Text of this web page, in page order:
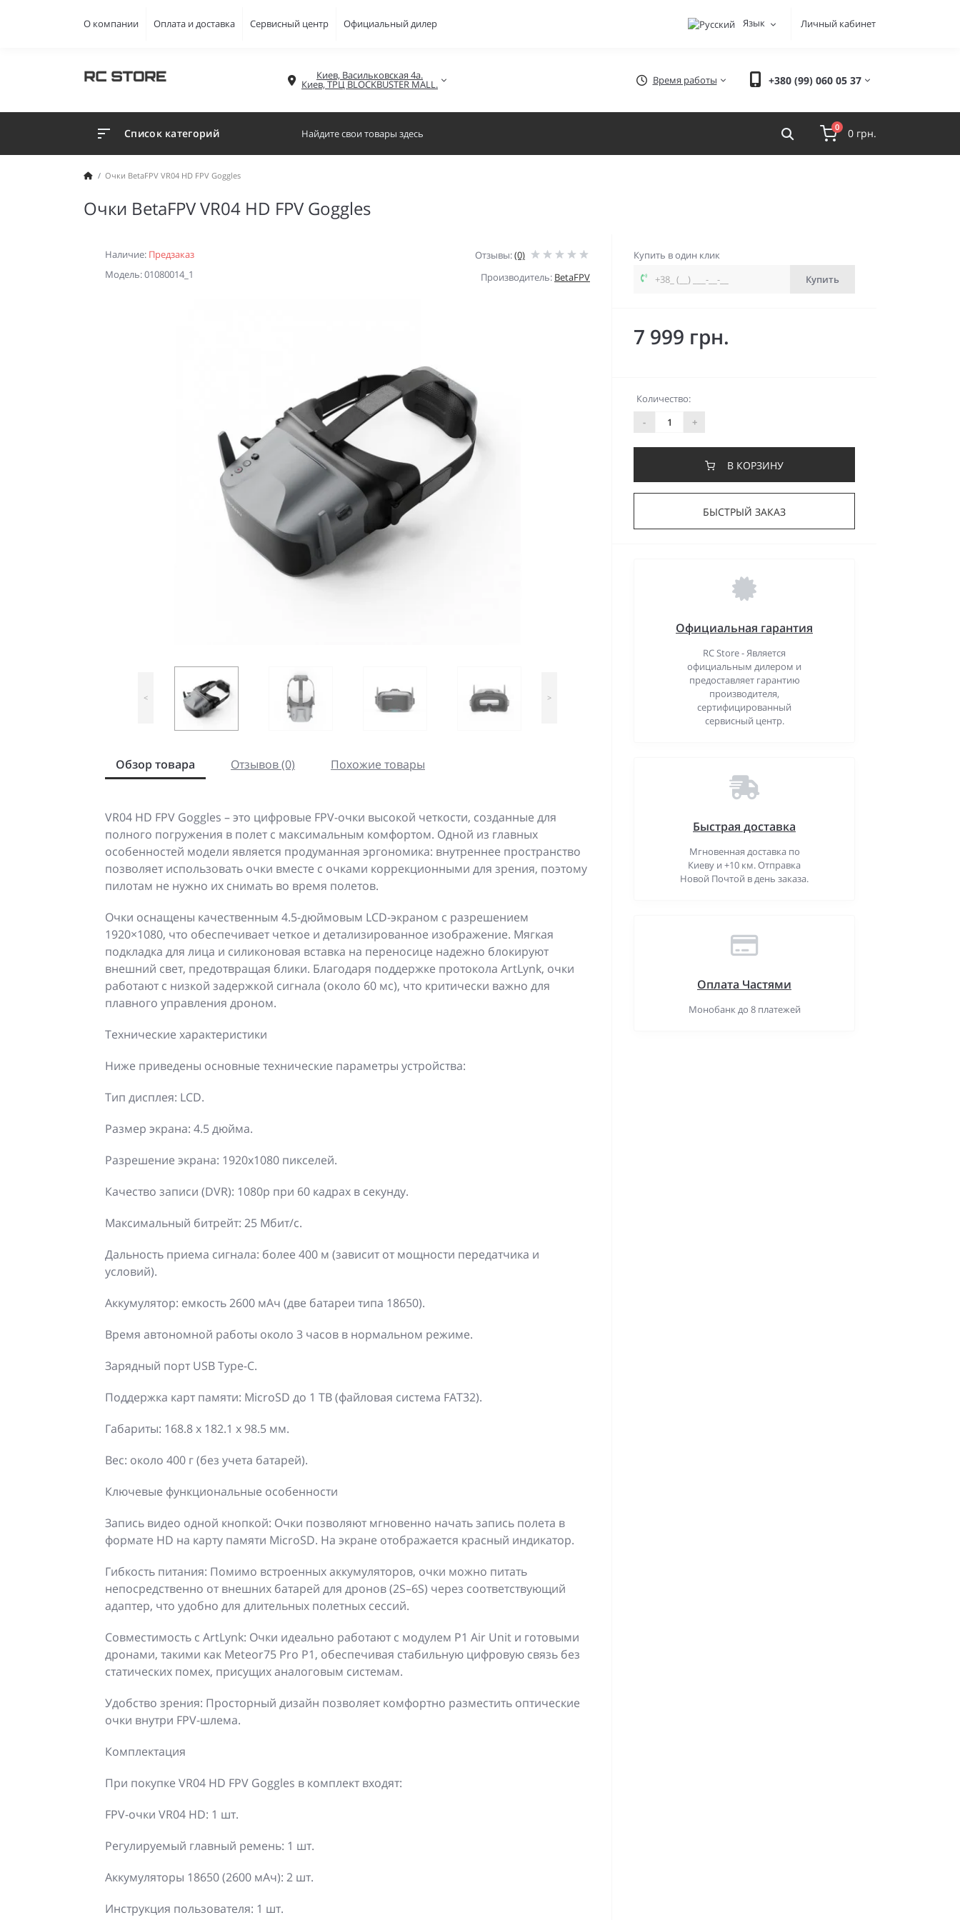
О компании Оплата и доставка Сервисный центр Официальный дилер Язык Личный кабинет
Киев, Васильковская 4а.
Киев, ТРЦ BLOCKBUSTER MALL. Время работы +380 (99) 060 05 37
Список категорий 0 0 грн.
Очки BetaFPV VR04 HD FPV Goggles
Очки BetaFPV VR04 HD FPV Goggles
Наличие: Предзаказ
Модель: 01080014_1
Отзывы:(0)
Производитель: BetaFPV
< >
Обзор товара Отзывов (0) Похожие товары
VR04 HD FPV Goggles – это цифровые FPV-очки высокой четкости, созданные для
полного погружения в полет с максимальным комфортом. Одной из главных
особенностей модели является продуманная эргономика: внутреннее пространство
позволяет использовать очки вместе с очками коррекционными для зрения, поэтому
пилотам не нужно их снимать во время полетов.
Очки оснащены качественным 4.5-дюймовым LCD-экраном с разрешением
1920×1080, что обеспечивает четкое и детализированное изображение. Мягкая
подкладка для лица и силиконовая вставка на переносице надежно блокируют
внешний свет, предотвращая блики. Благодаря поддержке протокола ArtLynk, очки
работают с низкой задержкой сигнала (около 60 мс), что критически важно для
плавного управления дроном.
Технические характеристики
Ниже приведены основные технические параметры устройства:
Тип дисплея: LCD.
Размер экрана: 4.5 дюйма.
Разрешение экрана: 1920x1080 пикселей.
Качество записи (DVR): 1080p при 60 кадрах в секунду.
Максимальный битрейт: 25 Мбит/с.
Дальность приема сигнала: более 400 м (зависит от мощности передатчика и
условий).
Аккумулятор: емкость 2600 мАч (две батареи типа 18650).
Время автономной работы около 3 часов в нормальном режиме.
Зарядный порт USB Type-C.
Поддержка карт памяти: MicroSD до 1 ТВ (файловая система FAT32).
Габариты: 168.8 x 182.1 x 98.5 мм.
Вес: около 400 г (без учета батарей).
Ключевые функциональные особенности
Запись видео одной кнопкой: Очки позволяют мгновенно начать запись полета в
формате HD на карту памяти MicroSD. На экране отображается красный индикатор.
Гибкость питания: Помимо встроенных аккумуляторов, очки можно питать
непосредственно от внешних батарей для дронов (2S–6S) через соответствующий
адаптер, что удобно для длительных полетных сессий.
Совместимость с ArtLynk: Очки идеально работают с модулем P1 Air Unit и готовыми
дронами, такими как Meteor75 Pro P1, обеспечивая стабильную цифровую связь без
статических помех, присущих аналоговым системам.
Удобство зрения: Просторный дизайн позволяет комфортно разместить оптические
очки внутри FPV-шлема.
Комплектация
При покупке VR04 HD FPV Goggles в комплект входят:
FPV-очки VR04 HD: 1 шт.
Регулируемый главный ремень: 1 шт.
Аккумуляторы 18650 (2600 мАч): 2 шт.
Инструкция пользователя: 1 шт.
Купить в один клик
Купить
7 999 грн.
Количество:
-
+
В КОРЗИНУ
БЫСТРЫЙ ЗАКАЗ
Официальная гарантия
RC Store - Является
официальным дилером и
предоставляет гарантию
производителя,
сертифицированный
сервисный центр.
Быстрая доставка
Мгновенная доставка по
Киеву и +10 км. Отправка
Новой Почтой в день заказа.
Оплата Частями
Монобанк до 8 платежей